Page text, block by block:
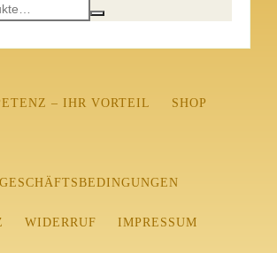
– IHR VORTEIL SHOP
WIDERRUF IMPRESSUM